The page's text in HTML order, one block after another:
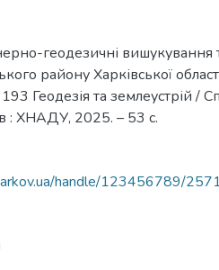
геодезичні вишукування
району Харківської
Геодезія та землеустрій /
: ХНАДУ, 2025. – 53 с.
handle/123456789/